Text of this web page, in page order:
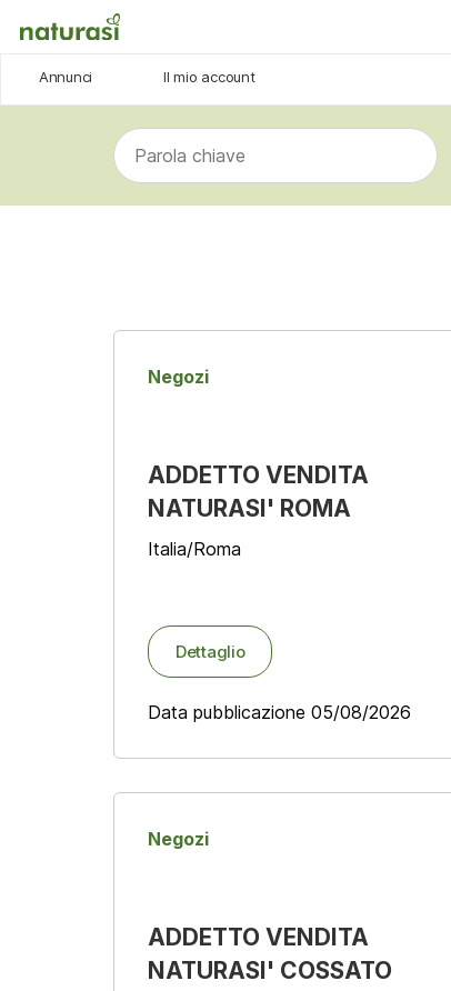
Annunci
Posizioni aperte Candidatura spontanea
Il mio account
Negozi
ADDETTO VENDITA
NATURASI' ROMA
Italia/Roma
Dettaglio
Data pubblicazione 05/08/2026
Negozi
ADDETTO VENDITA
NATURASI' COSSATO